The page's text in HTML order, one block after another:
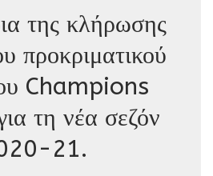
της κλήρωσης
προκριματικού
Champions
τη νέα σεζόν
21.